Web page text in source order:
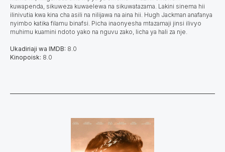
kuwapenda, sikuweza kuwaelewa na sikuwatazama. Lakini sinema hii
ilinivutia kwa kina cha asili na nilijawa na aina hii. Hugh Jackman anafanya
nyimbo katika filamu binafsi. Picha inaonyesha mtazamaji jinsi ilivyo
muhimu kuamini ndoto yako na nguvu zako, licha ya hali za nje.
Ukadiriaji wa IMDB: 8.0
Kinopoisk: 8.0